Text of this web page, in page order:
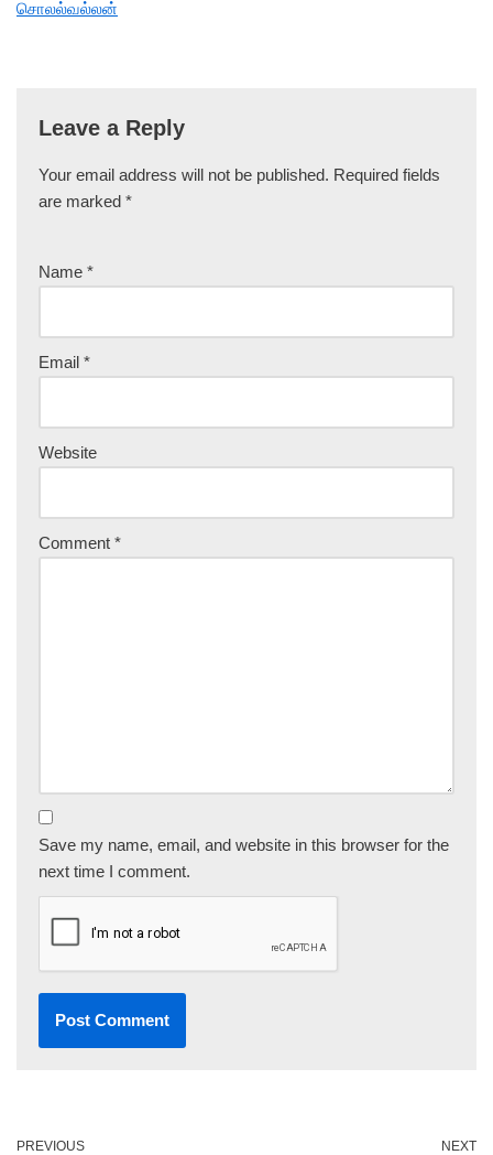
சொலல்வல்லன்
Leave a Reply
Your email address will not be published. Required fields
are marked *
Name *
Email *
Website
Comment *
Save my name, email, and website in this browser for the
next time I comment.
PREVIOUS NEXT